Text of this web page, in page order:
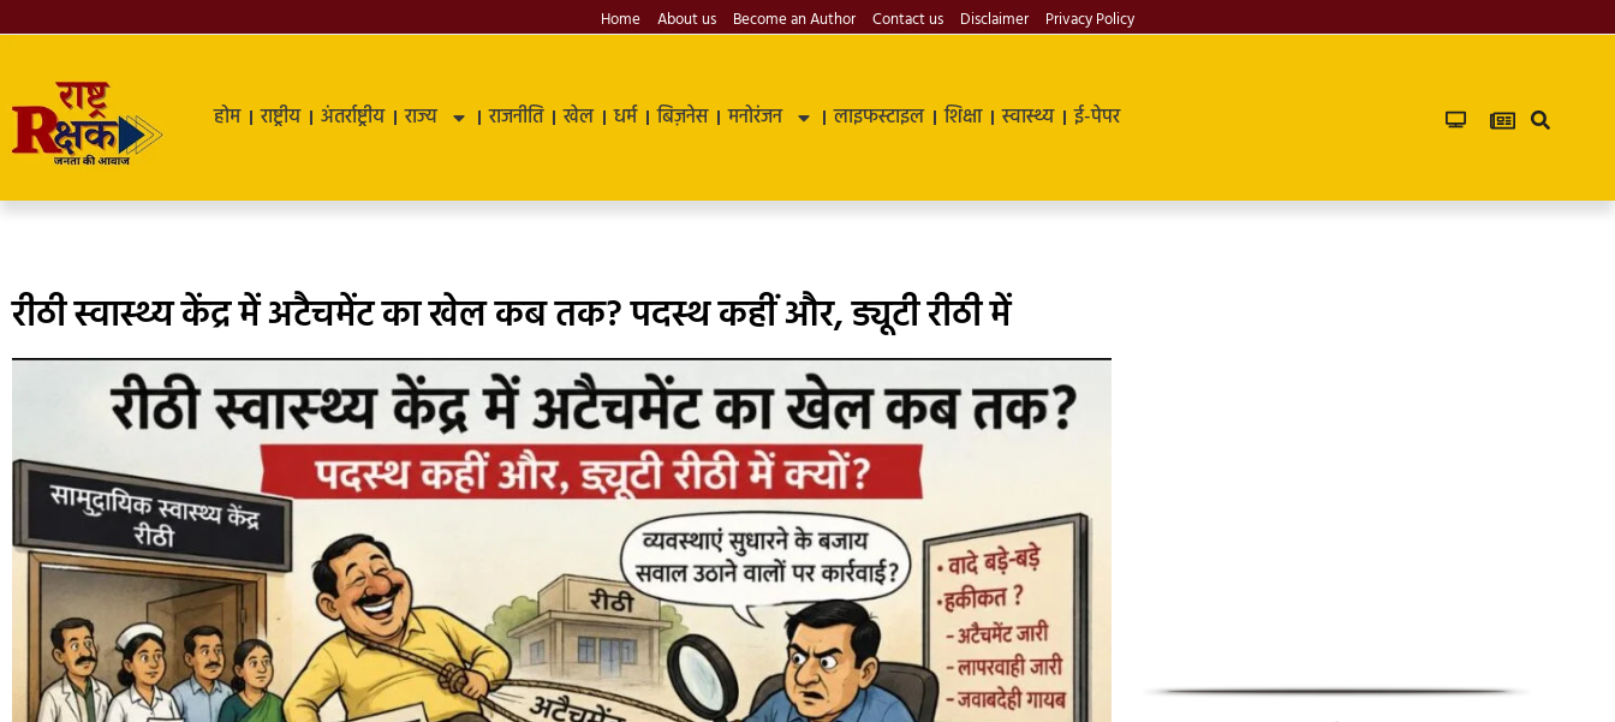
Home About us Become an Author Contact us Disclaimer Privacy Policy
होम राष्ट्रीय अंतर्राष्ट्रीय राज्य राजनीति खेल धर्म बिज़नेस मनोरंजन लाइफस्टाइल शिक्षा स्वास्थ्य ई-पेपर
रीठी स्वास्थ्य केंद्र में अटैचमेंट का खेल कब तक? पदस्थ कहीं और, ड्यूटी रीठी में